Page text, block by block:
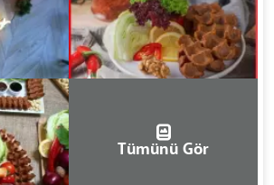
Tümünü Gör